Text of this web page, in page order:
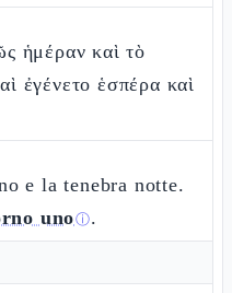
ἡμέραν καὶ τὸ
ἐγένετο ἑσπέρα καὶ
e la tenebra notte.
unoⓘ.